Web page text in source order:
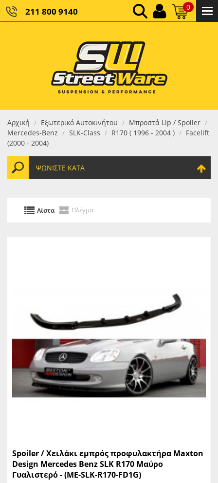
211 800 9140 0
ΚΑΘΑΡΌ ΣΎΝΟΛΟ:
ΤΕΛΙΚΌ ΣΎΝΟΛΟ:0,00 €
Αρχική / Εξωτερικό Αυτοκινήτου / Μπροστά Lip / Spoiler /
Mercedes-Benz / SLK-Class / R170 ( 1996 - 2004 ) / Facelift
(2000 - 2004)
ΨΩΝΊΣΤΕ ΚΑΤΆ
Λίστα Πλέγμα
Spoiler / Χειλάκι εμπρός προφυλακτήρα Maxton
Design Mercedes Benz SLK R170 Μαύρο
Γυαλιστερό - (ME-SLK-R170-FD1G)